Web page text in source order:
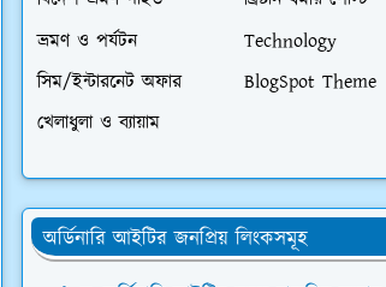
ভ্রমণ ও পর্যটন
Technology
সিম/ইন্টারনেট অফার
BlogSpot Theme
খেলাধুলা ও ব্যায়াম
অর্ডিনারি আইটির জনপ্রিয় লিংকসমূহ